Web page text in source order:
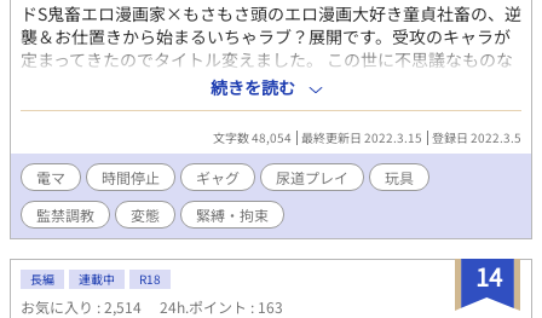
ドS鬼畜エロ漫画家×もさもさ頭のエロ漫画大好き童貞社畜の、逆
襲＆お仕置きから始まるいちゃラブ？展開です。受攻のキャラが
定まってきたのでタイトル変えました。 この世に不思議なものな
ど何もない。幽霊も妖怪も、悪魔もちゃぁんと居る。ランプの魔
人も昔は居た。 最近の流行りはコレ、時間停止アプリだ。君も知
ってるだろ？ 時間停止アプリに姿を変えた魔人(疲れたアラサー女
に早く会いに行きたい)目線で語る時間停止系BＬです(o゜◇゜)ゝ
ギャグです。時間停止の使い方も色々おかしいです。エロは相変
わらずオモチャが多めです。今回攻がエロ漫画家なんで淫語とか
いつもよりキツめです。一人称が五月蝿いです。 それでも良い人
だけどーぞ。(*´ｪ｀*)楽しんで頂ければ幸いです。 おお！ホトラ
ン88→79→46→40→36→32位、 お気に入り200！ありがとうご
ざいます*｡･+(人*´∀`)+･｡*
続きを読む
文字数 48,054 最終更新日 2022.3.15 登録日 2022.3.5
電マ 時間停止 ギャグ 尿道プレイ
玩具
監禁調教
変態 緊縛・拘束
14
長編 連載中 R18
お気に入り : 2,514 24h.ポイント : 163